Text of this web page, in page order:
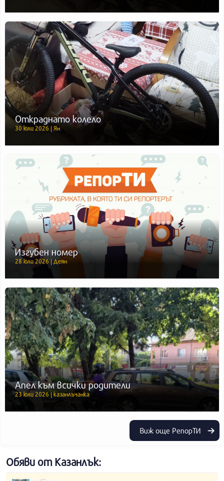
Откраднато колело
30 юли 2026 | Ян
Изгубен номер
28 юли 2026 | Деян
Апел към всички родители
23 юли 2026 | казанлъчанка
Виж още РепорТИ
Обяви от Казанлък: